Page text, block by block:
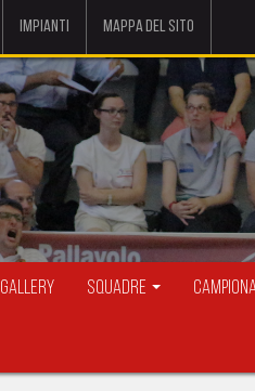
Impianti Mappa del sito
Gallery Squadre